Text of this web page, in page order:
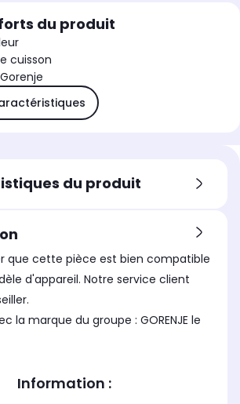
du produit
cuisson
du produit
que cette pièce est bien compatible
d'appareil. Notre service client
du groupe : GORENJE le
Information :